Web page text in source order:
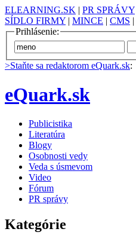
ELEARNING.SK | PR SPRÁVY
SÍDLO FIRMY | MINCE | CMS |
Prihlásenie:
>Staňte sa redaktorom eQuark.sk:
eQuark.sk
Publicistika
Literatúra
Blogy
Osobnosti vedy
Veda s úsmevom
Video
Fórum
PR správy
Kategórie